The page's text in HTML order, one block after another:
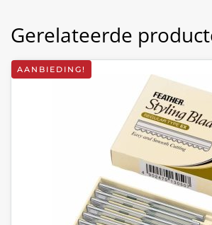
Gerelateerde
AANBIEDING!